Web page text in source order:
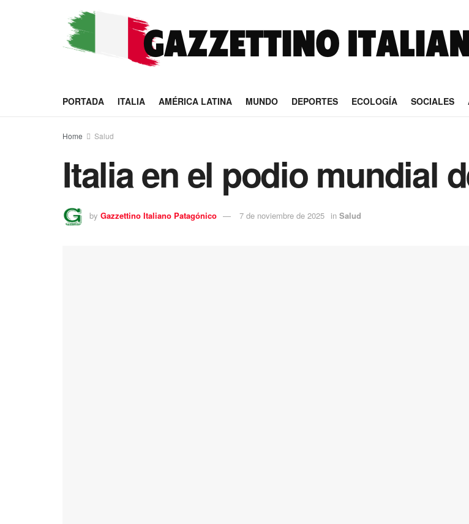
PORTADA ITALIA AMÉRICA LATINA MUNDO DEPORTES ECOLOGÍA SOCIALES
Home Salud
Italia en el podio mundial
by Gazzettino Italiano Patagónico 7 de noviembre de 2025 in Salud